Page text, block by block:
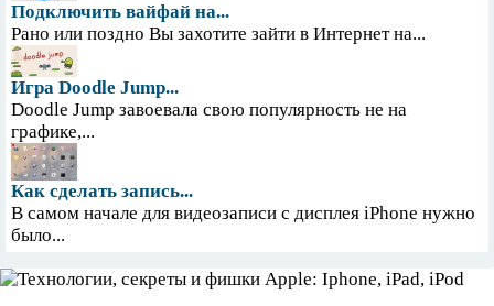
Подключить вайфай на...
Рано или поздно Вы захотите зайти в Интернет на...
Игра Doodle Jump...
Doodle Jump завоевала свою популярность не на
графике,...
Как сделать запись...
В самом начале для видеозаписи с дисплея iPhone нужно
было...